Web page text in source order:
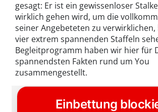
gesagt: Er ist ein gewissenloser
wirklich gehen wird, um die
seiner Angebeteten zu verwirklichen,
vier extrem spannenden Staffeln
Begleitprogramm haben wir hier für
spannendsten Fakten rund um You
zusammengestellt.